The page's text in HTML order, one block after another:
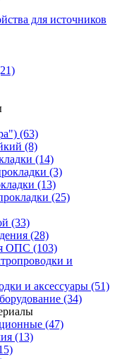
для источников
(63)
(8)
(14)
(3)
(13)
(25)
(33)
(28)
ОПС (103)
и
и аксессуары (51)
(34)
(47)
(13)